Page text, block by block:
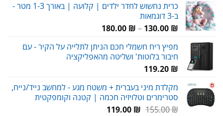
היה:
80.00 ₪.
הוא:
כרית נחשוש לחדר ילדים | קלועה | באורך 1-3 מטר -
ב-3 דוגמאות
130.00 ₪
–
180.00 ₪
עד
מפיץ ריח חשמלי חכם הניתן לתלייה על הקיר - עם
חיבור בלוטות' ושליטה מהאפליקציה
119.20 ₪
מקלדת מיני בעברית + משטח מגע - למחשב נייד/נייח,
סטרימרים וטלויזיה חכמה | קטנה וקומפקטית
155.00₪
המחיר119.00 ₪
המחיר